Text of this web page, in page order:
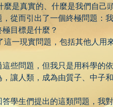
是真實的、什麼是我們自己
從而引出了一個終極問題：
目標是什麼？
一現實問題，包括其他人用
些問題，但我只是用科學的依
讓人類，成為由質子、中子
學生們提出的這類問題，我